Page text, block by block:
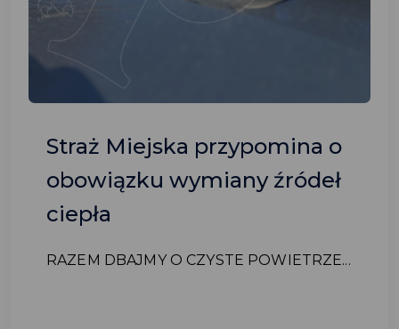
Straż Miejska przypomina o
obowiązku wymiany źródeł
ciepła
RAZEM DBAJMY O CZYSTE POWIETRZE...